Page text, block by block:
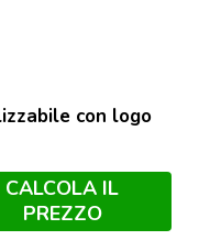
con logo
CALCOLA IL
PREZZO